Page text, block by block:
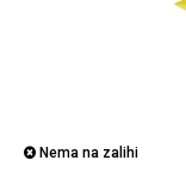
Nema na zalihi